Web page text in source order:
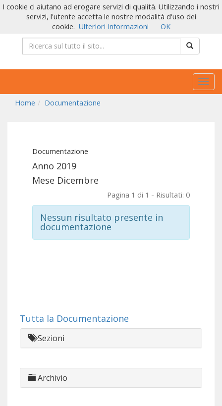
Home
Documentazione
Documentazione
Anno 2019
Mese Dicembre
Pagina 1 di 1 - Risultati: 0
Nessun risultato presente in
documentazione
Tutta la Documentazione
Sezioni
Archivio
I cookie ci aiutano ad erogare servizi di qualità. Utilizzando i nostri
servizi, l'utente accetta le nostre modalità d'uso dei
cookie. Ulteriori Informazioni OK